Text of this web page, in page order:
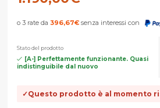
o 3 rate da 396,67€ senza interessi con
Stato del prodotto
[A-] Perfettamente funzionante. Quasi
indistinguibile dal nuovo
Questo prodotto è al momento